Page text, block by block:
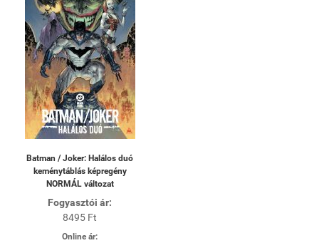
Batman / Joker: Halálos duó
keménytáblás képregény
NORMÁL változat
Fogyasztói ár:
8495 Ft
Online ár: